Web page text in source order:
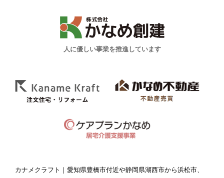
人に優しい事業を推進しています
カナメクラフト ｜愛知県豊橋市付近や静岡県湖西市から浜松市、